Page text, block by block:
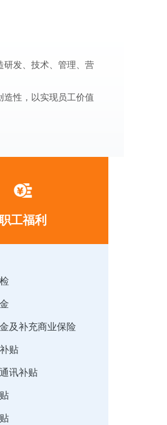
研发、技术、管理、营
性，以实现员工价值
工福利
及补充商业保险
贴
讯补贴